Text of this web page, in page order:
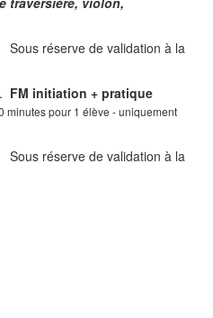
validation à la
FM initiation + pratique
minutes pour 1 élève - uniquement
validation à la